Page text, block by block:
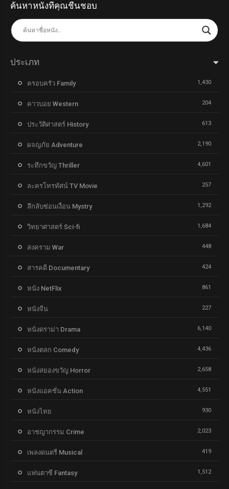
ค้นหาหนังที่คุณชื่นชอบ
ประเภท
ครอบครัว Family 1,430
คาวบอย Western 204
ประวัติศาสตร์ History 613
ผจญภัย Adventure 2,190
ระทึกขวัญ Thriller 4,601
ละครโทรทัศน์ TV Movie 257
ลึกลับซ่อนเงื่อน Mystry 1,292
วิทยาศาสตร์ Sci-fi 1,684
สงคราม War 448
สารคดี Documentary 424
หนัง NetFlix 861
หนังจีน 227
หนังดราม่า Drama 6,140
หนังตลก Comedy 4,436
หนังสยองขวัญ Horror 2,658
หนังแอคชั่น Action 4,551
หนังไทย 930
อาชญากรรม Crime 2,023
เพลงดนตรี Musical 419
แฟนตาซี Fantasy 1,512